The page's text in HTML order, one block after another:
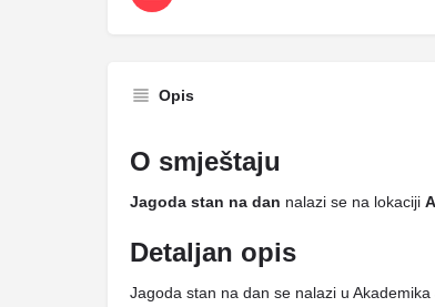
Opis
O smještaju
Jagoda stan na dan nalazi se na lokaciji
Detaljan opis
Jagoda stan na dan se nalazi u